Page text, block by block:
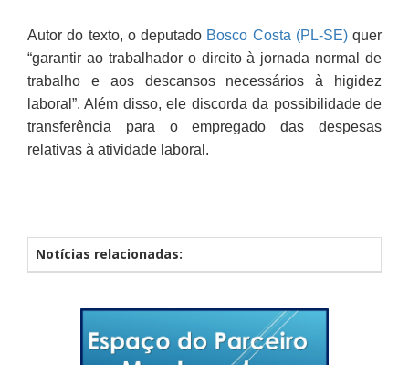
Autor do texto, o deputado Bosco Costa (PL-SE)quer
“garantir ao trabalhador o direito à jornada normal de
trabalho e aos descansos necessários à higidez
laboral”. Além disso, ele discorda da possibilidade de
transferência para o empregado das despesas
relativas à atividade laboral.
Notícias relacionadas: